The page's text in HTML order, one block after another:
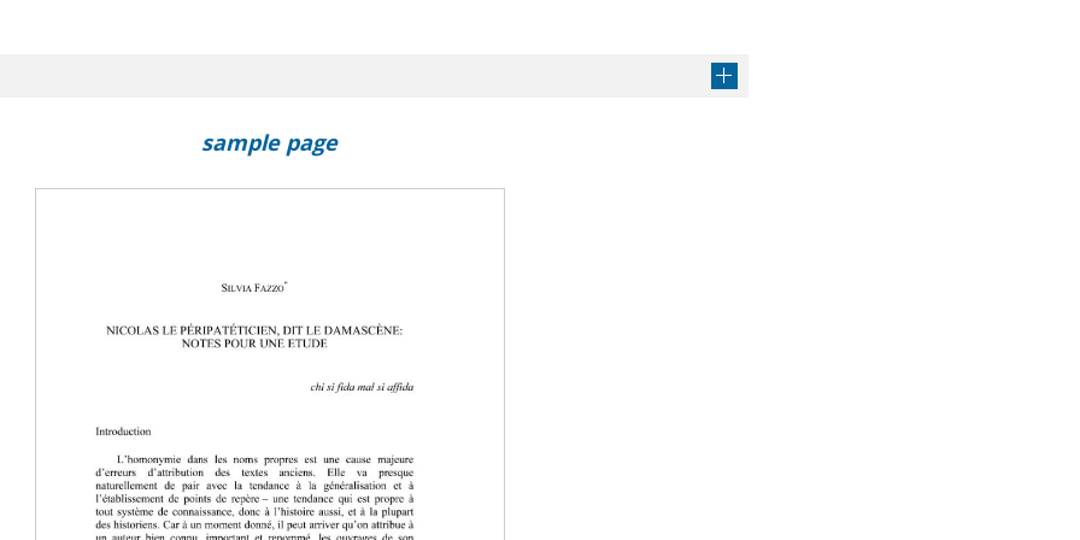
: sobre las fuentes de la lógica de Ibn hazm
anti-procliens de Philopon en version arabe et le problème des origines
: la question de la génération absolue dans le Commentaire Moyen
et Corruptione d'Aristote
sample page